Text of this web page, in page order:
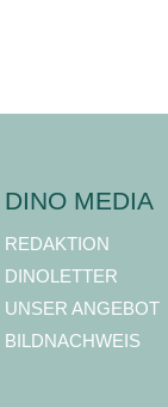
DINO MEDIA
REDAKTION
DINOLETTER
UNSER ANGEBOT
BILDNACHWEIS